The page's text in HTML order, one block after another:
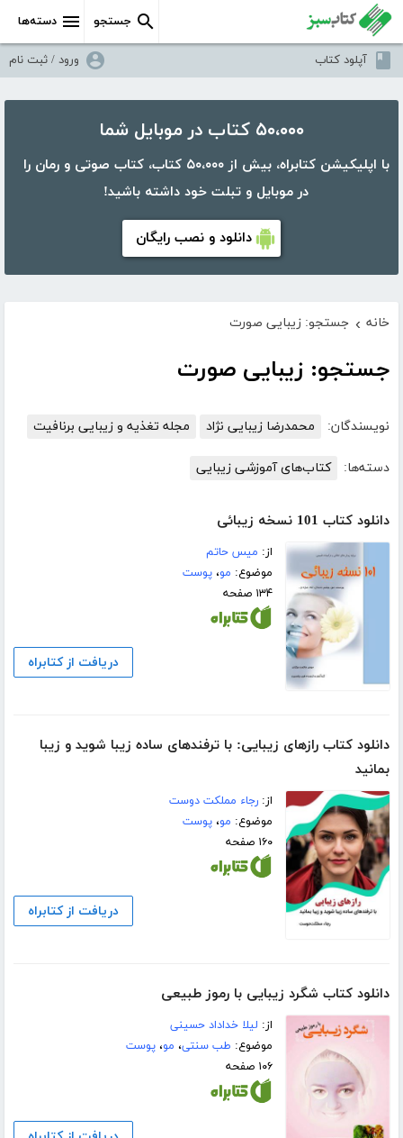
دسته‌ها جستجو
آپلود کتاب ورود / ثبت نام
۵۰،۰۰۰ کتاب در موبایل شما
با اپلیکیشن کتابراه، بیش از ۵۰،۰۰۰ کتاب، کتاب صوتی و رمان را
در موبایل و تبلت خود داشته باشید!
دانلود و نصب رایگان
خانه › جستجو: زیبایی صورت
جستجو: زیبایی صورت
نویسندگان: محمدرضا زیبایی نژاد مجله تغذیه و زیبایی برنافیت
دسته‌ها: کتاب‌های آموزشی زیبایی
دانلود کتاب 101 نسخه زیبائی
از: میس حاتم
موضوع: مو،پوست
۱۳۴ صفحه
دریافت از کتابراه
دانلود کتاب رازهای زیبایی: با ترفندهای ساده زیبا شوید و زیبا
بمانید
از:رجاء مملکت دوست
موضوع: مو،پوست
۱۶۰ صفحه
دریافت از کتابراه
دانلود کتاب شگرد زیبایی با رموز طبیعی
از: لیلا خداداد حسینی
موضوع: طب سنتی، مو،پوست
۱۰۶ صفحه